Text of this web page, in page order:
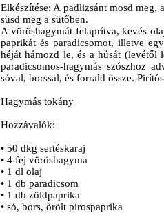
Elkészítése: A padlizsánt mosd
süsd meg a sütőben.
A vöröshagymát felaprítva, kevés
paprikát és paradicsomot, illetve
héját hámozd le, és a húsát (levétől
paradicsomos-hagymás szószhoz
sóval, borssal, és forrald össze.
Hagymás tokány
Hozzávalók:
• 50 dkg sertéskaraj
• 4 fej vöröshagyma
• 1 dl olaj
• 1 db paradicsom
• 1 db zöldpaprika
• só, bors, őrölt pirospaprika